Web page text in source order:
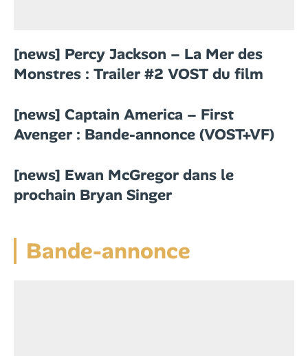
[news] Percy Jackson – La Mer des
Monstres : Trailer #2 VOST du film
[news] Captain America – First
Avenger : Bande-annonce (VOST+VF)
[news] Ewan McGregor dans le
prochain Bryan Singer
Bande-annonce